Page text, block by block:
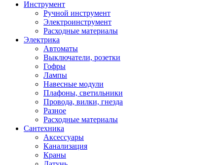
Инструмент
Ручной инструмент
Электроинструмент
Расходные материалы
Электрика
Автоматы
Выключатели, розетки
Гофры
Лампы
Навесные модули
Плафоны, светильники
Провода, вилки, гнезда
Разное
Расходные материалы
Сантехника
Аксессуары
Канализация
Краны